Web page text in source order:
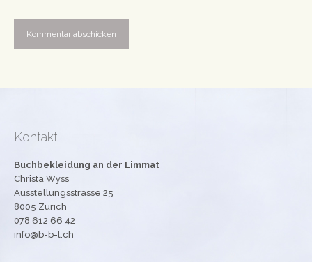
Kontakt
Buchbekleidung an der Limmat
Christa Wyss
Ausstellungsstrasse 25
8005 Zürich
078 612 66 42
info@b-b-l.ch